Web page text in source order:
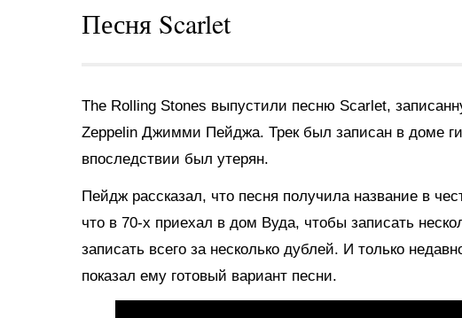
Песня Scarlet
The Rolling Stones выпустили песню Scarlet,
Zeppelin Джимми Пейджа. Трек был записан в доме
впоследствии был утерян.
Пейдж рассказал, что песня получила название в
что в 70-х приехал в дом Вуда, чтобы записать
записать всего за несколько дублей. И только
показал ему готовый вариант песни.